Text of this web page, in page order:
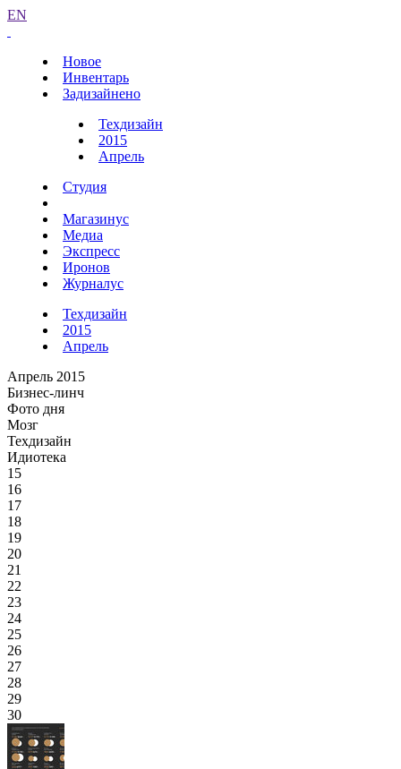
EN
Новое
Инвентарь
Задизайнено
Техдизайн
2015
Апрель
Студия
Магазинус
Медиа
Экспресс
Иронов
Журналус
Техдизайн
2015
Апрель
Апрель 2015
Бизнес-линч
Фото дня
Мозг
Техдизайн
Идиотека
15
16
17
18
19
20
21
22
23
24
25
26
27
28
29
30